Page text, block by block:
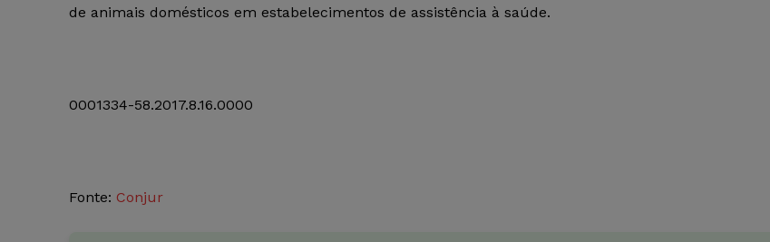
de animais domésticos em estabelecimentos de assistência à saúde.
0001334-58.2017.8.16.0000
Fonte: Conjur